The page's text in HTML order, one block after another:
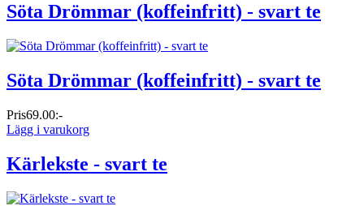
Söta Drömmar (koffeinfritt) - svart te
Söta Drömmar (koffeinfritt) - svart te
Pris69.00:-
Lägg i varukorg
Kärlekste - svart te